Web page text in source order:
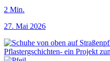
2 Min.
27. Mai 2026